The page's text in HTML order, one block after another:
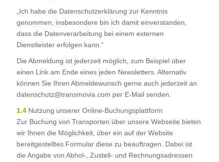
„Ich habe die Datenschutzerklärung zur Kenntnis
genommen, insbesondere bin ich damit einverstanden,
dass die Datenverarbeitung bei einem externen
Dienstleister erfolgen kann.“
Die Abmeldung ist jederzeit möglich, zum Beispiel über
einen Link am Ende eines jeden Newsletters. Alternativ
können Sie Ihren Abmeldewunsch gerne auch jederzeit an
datenschutz@transmovia.com per E-Mail senden.
1.4Nutzung unserer Online-Buchungsplattform
Zur Buchung von Transporten über unsere Webseite bieten
wir Ihnen die Möglichkeit, über ein auf der Website
bereitgestelltes Formular diese zu beauftragen. Dabei ist
die Angabe von Abhol-, Zustell- und Rechnungsadressen